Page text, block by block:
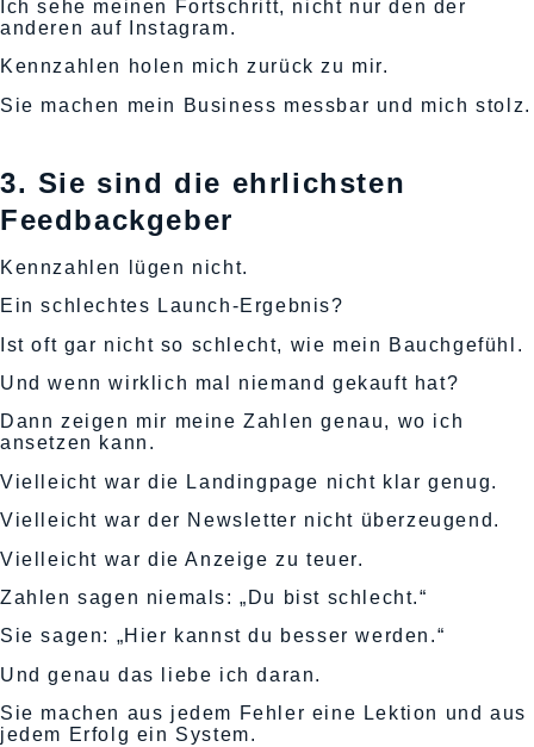
Ich sehe meinen Fortschritt, nicht nur den der
anderen auf Instagram.
Kennzahlen holen mich zurück zu mir.
Sie machen mein Business messbar und mich stolz.
3. Sie sind die ehrlichsten
Feedbackgeber
Kennzahlen lügen nicht.
Ein schlechtes Launch-Ergebnis?
Ist oft gar nicht so schlecht, wie mein Bauchgefühl.
Und wenn wirklich mal niemand gekauft hat?
Dann zeigen mir meine Zahlen genau, wo ich
ansetzen kann.
Vielleicht war die Landingpage nicht klar genug.
Vielleicht war der Newsletter nicht überzeugend.
Vielleicht war die Anzeige zu teuer.
Zahlen sagen niemals: „Du bist schlecht.“
Sie sagen: „Hier kannst du besser werden.“
Und genau das liebe ich daran.
Sie machen aus jedem Fehler eine Lektion und aus
jedem Erfolg ein System.